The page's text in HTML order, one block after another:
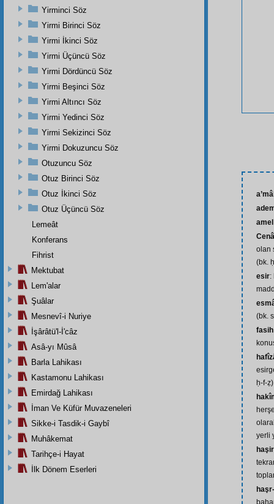
amel
olan
(bk.
esir:
(bk.
fasih
ḥ-f-ẓ)
yerli
haşir
Yirminci Söz
Yirmi Birinci Söz
Yirmi İkinci Söz
Yirmi Üçüncü Söz
Yirmi Dördüncü Söz
Yirmi Beşinci Söz
Yirmi Altıncı Söz
Yirmi Yedinci Söz
Yirmi Sekizinci Söz
Yirmi Dokuzuncu Söz
Otuzuncu Söz
Otuz Birinci Söz
Otuz İkinci Söz
Otuz Üçüncü Söz
Lemeât
Konferans
Fihrist
Mektubat
Lem'alar
Şuâlar
Mesnevî-i Nuriye
İşârâtü'l-İ'câz
Asâ-yı Mûsâ
Barla Lahikası
Kastamonu Lahikası
Emirdağ Lahikası
İman Ve Küfür Muvazeneleri
Sikke-i Tasdik-i Gaybî
Muhâkemat
Tarihçe-i Hayat
İlk Dönem Eserleri